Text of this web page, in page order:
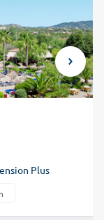
Plus